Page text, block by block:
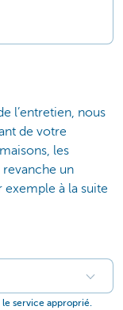
l’entretien, nous
de votre
les
un
à la suite
service approprié.